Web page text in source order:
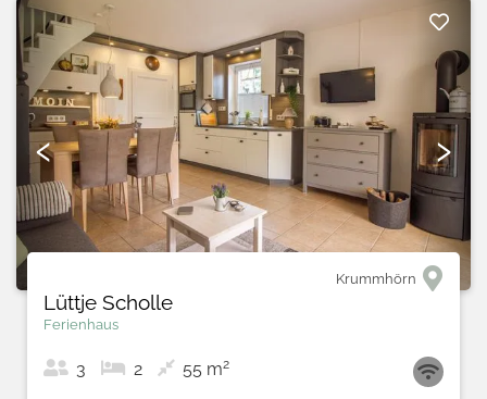
‹ ›
Krummhörn
Lüttje Scholle
Ferienhaus
3 2 55 m2